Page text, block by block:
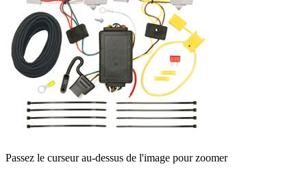
Passez le curseur au-dessus de l'image pour zoomer